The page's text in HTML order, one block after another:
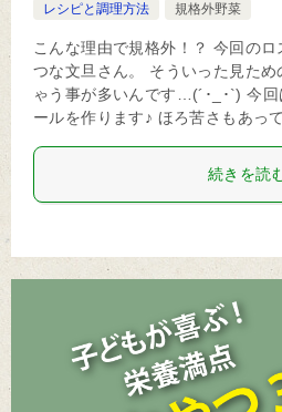
レシピと調理方法
規格外野菜
こんな理由で規格外！？ 今回の
つな文旦さん。 そういった見ため
ゃう事が多いんです…(´･_･`) 今
ールを作ります♪ ほろ苦さもあっ
続きを読